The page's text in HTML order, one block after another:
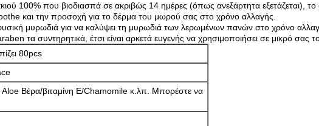
100% που βιοδιασπά σε ακριβώς 14 ημέρες (όπως ανεξάρτητα εξετάζεται), το
και την προσοχή για το δέρμα του μωρού σας στο χρόνο αλλαγής.
μυρωδιά για να καλύψει τη μυρωδιά των λερωμένων πανών στο χρόνο
τα συντηρητικά, έτσι είναι αρκετά ευγενής να χρησιμοποιήσει σε μικρό
80pcs
Βέρα/βιταμίνη Ε/Chamomile κ.λπ. Μπορέστε να